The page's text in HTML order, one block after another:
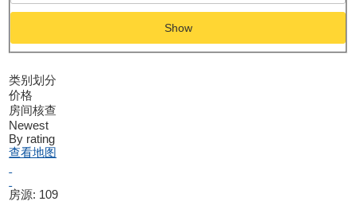
Show
类别划分
价格
房间核查
Newest
By rating
查看地图
房源: 109